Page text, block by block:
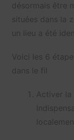
désormais être
situées dans la
un lieu a été
Voici les 6
dans le fil
Activer la